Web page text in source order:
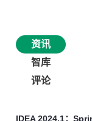
资讯
智库
评论
IDEA 2024.1：